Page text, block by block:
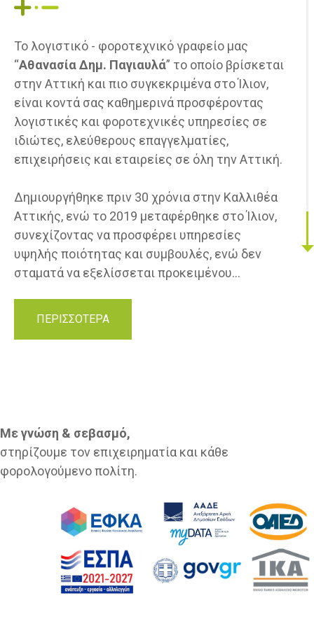
Το λογιστικό - φοροτεχνικό γραφείο μας
“Αθανασία Δημ. Παγιαυλά” το οποίο βρίσκεται
στην Αττική και πιο συγκεκριμένα στο Ίλιον,
είναι κοντά σας καθημερινά προσφέροντας
λογιστικές και φοροτεχνικές υπηρεσίες σε
ιδιώτες, ελεύθερους επαγγελματίες,
επιχειρήσεις και εταιρείες σε όλη την Αττική.
Δημιουργήθηκε πριν 30 χρόνια στην Καλλιθέα
Αττικής, ενώ το 2019 μεταφέρθηκε στο Ίλιον,
συνεχίζοντας να προσφέρει υπηρεσίες
υψηλής ποιότητας και συμβουλές, ενώ δεν
σταματά να εξελίσσεται προκειμένου...
ΠΕΡΙΣΣΟΤΕΡΑ
Με γνώση & σεβασμό,
στηρίζουμε τον επιχειρηματία και κάθε
φορολογούμενο πολίτη.